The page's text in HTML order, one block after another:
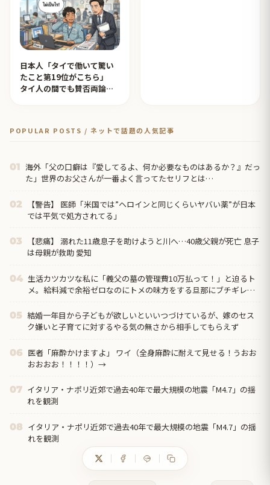
日本人「タイで働いて驚い
たこと第19位がこちら」
タイ人の間でも賛否両論
POPULAR POSTS / ネットで話題の人気記事
01 海外「父の口癖は『愛してるよ、何か必要なものはあるか？』だっ
た」世界のお父さんが一番よく言ってたセリフとは…
02
【警告】 医師「米国では”ヘロインと同じくらいヤバい薬”が日本
では平気で処方されてる」
03
【悲痛】 溺れた11歳息子を助けようと川へ…40歳父親が死亡 息子
は母親が救助 愛知
04 生活カツカツな私に「義父の墓の管理費10万払って！」と迫るト
メ。給料減で余裕ゼロなのにトメの味方をする旦那にブチギレ寸
05 結婚一年目から子どもが欲しいといいつづけているが、嫁のセス
ク嫌いと子育てに対するやる気の無さから相手してもらえず
06 医者「麻酔かけますよ」 ワイ（全身麻酔に耐えて見せる！うおお
おおおお！！！！）→
07 イタリア・ナポリ近郊で過去40年で最大規模の地震「M4.7」の揺
れを観測
08 イタリア・ナポリ近郊で過去40年で最大規模の地震「M4.7」の揺
れを観測